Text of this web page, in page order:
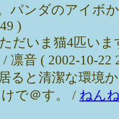
パンダのアイボ
)
だいま猫4匹い
/ 凛音 ( 2002-10-22
ると清潔な環境
で＠す。 / ねん